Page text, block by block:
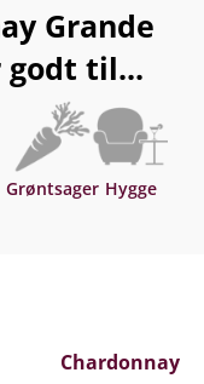
Grande
godt til...
Grøntsager Hygge
Chardonnay